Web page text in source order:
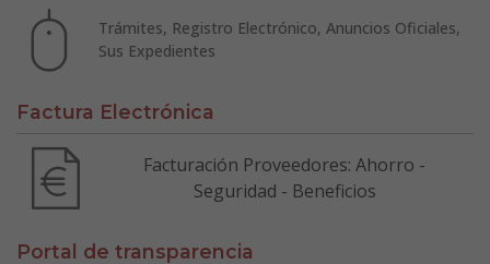
Trámites, Registro Electrónico, Anuncios Oficiales,
Sus Expedientes
Factura Electrónica
Facturación Proveedores: Ahorro -
Seguridad - Beneficios
Portal de transparencia